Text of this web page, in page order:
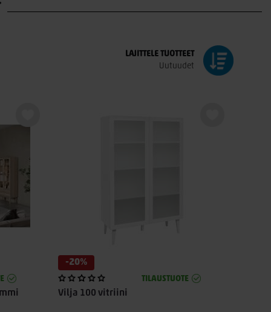
LAJITTELE TUOTTEET
Uutuudet
-20%
TILAUSTUOTE
Vilja 100 vitriini